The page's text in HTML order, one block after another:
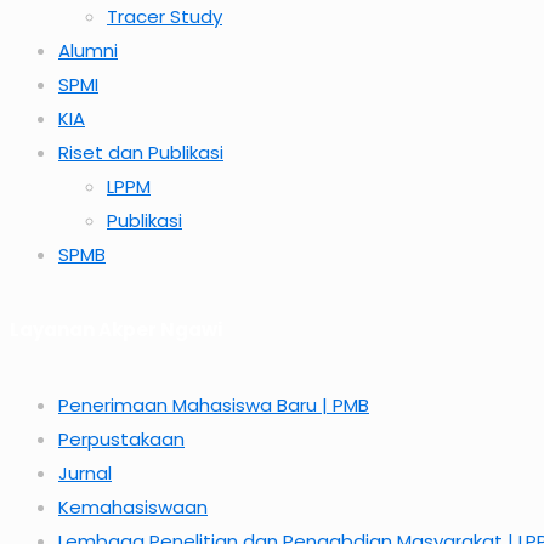
Tracer Study
Alumni
SPMI
KIA
Riset dan Publikasi
LPPM
Publikasi
SPMB
Penerimaan Mahasiswa Baru | PMB
Perpustakaan
Jurnal
Kemahasiswaan